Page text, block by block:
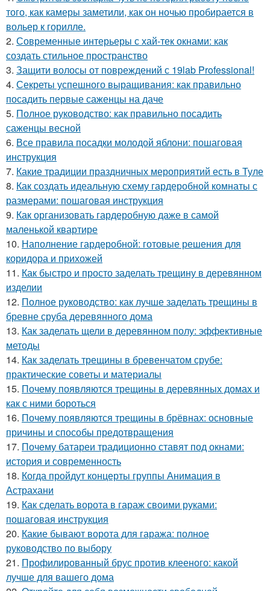
того, как камеры заметили, как он ночью пробирается в
вольер к горилле.
2. Современные интерьеры с хай-тек окнами: как
создать стильное пространство
3. Защити волосы от повреждений с 19lab Professional!
4. Секреты успешного выращивания: как правильно
посадить первые саженцы на даче
5. Полное руководство: как правильно посадить
саженцы весной
6. Все правила посадки молодой яблони: пошаговая
инструкция
7. Какие традиции праздничных мероприятий есть в Туле
8. Как создать идеальную схему гардеробной комнаты с
размерами: пошаговая инструкция
9. Как организовать гардеробную даже в самой
маленькой квартире
10. Наполнение гардеробной: готовые решения для
коридора и прихожей
11. Как быстро и просто заделать трещину в деревянном
изделии
12. Полное руководство: как лучше заделать трещины в
бревне сруба деревянного дома
13. Как заделать щели в деревянном полу: эффективные
методы
14. Как заделать трещины в бревенчатом срубе:
практические советы и материалы
15. Почему появляются трещины в деревянных домах и
как с ними бороться
16. Почему появляются трещины в брёвнах: основные
причины и способы предотвращения
17. Почему батареи традиционно ставят под окнами:
история и современность
18. Когда пройдут концерты группы Анимация в
Астрахани
19. Как сделать ворота в гараж своими руками:
пошаговая инструкция
20. Какие бывают ворота для гаража: полное
руководство по выбору
21. Профилированный брус против клееного: какой
лучше для вашего дома